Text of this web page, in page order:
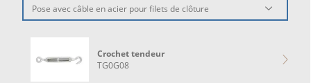
Pose avec câble en acier pour filets de clôture
Crochet tendeur
TG0G08